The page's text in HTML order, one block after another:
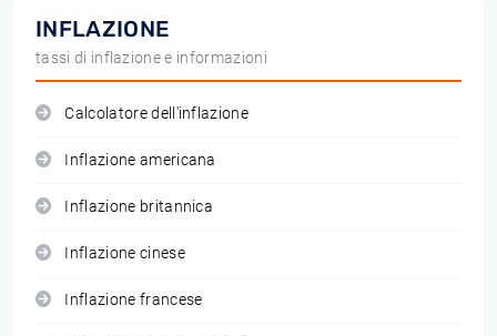
INFLAZIONE
tassi di inflazione e informazioni
Calcolatore dell'inflazione
Inflazione americana
Inflazione britannica
Inflazione cinese
Inflazione francese